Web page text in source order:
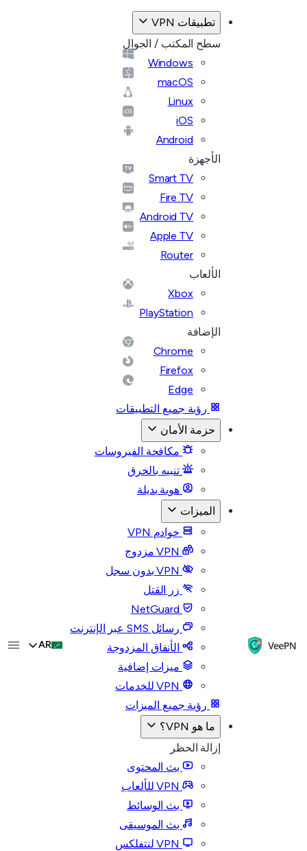
تطبيقات VPN
سطح المكتب / الجوال
Windows
macOS
Linux
iOS
Android
الأجهزة
Smart TV
Fire TV
Android TV
Apple TV
Router
الألعاب
Xbox
PlayStation
الإضافة
Chrome
Firefox
Edge
رؤية جميع التطبيقات
حزمة الأمان
مكافحة الفيروسات
تنبيه بالخرق
هوية بديلة
الميزات
خوادم VPN
VPN مزدوج
VPN بدون سجل
زر القتل
NetGuard
رسائل SMS عبر الإنترنت
الأنفاق المزدوجة
ميزات إضافية
VPN للخدمات
رؤية جميع الميزات
ما هو VPN؟
إزالة الحظر
بث المحتوى
VPN للألعاب
بث الوسائط
بث الموسيقى
VPN لنتفلكس
AR